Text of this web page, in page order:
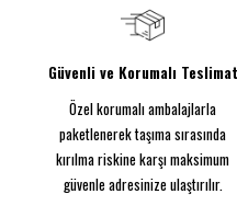
bu büyüleyici ışık size
Özellikler:
• Görünen Boyut: 3
üzeri iki parçalı
Renk: Sıcak beyaz
alternatifleri
Parlayacak Şekilde
tasarruflu neon led
Güvenli ve Korumalı Teslimat
Özel korumalı ambalajlarla
paketlenerek taşıma sırasında
kırılma riskine karşı maksimum
güvenle adresinize ulaştırılır.